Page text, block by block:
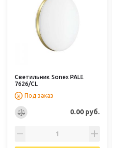
Светильник Sonex PALE
7626/CL
Под заказ
0.00 руб.